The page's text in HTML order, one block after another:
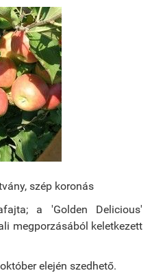
szép koronás
a 'Golden Delicious'
megporzásából keletkezett
elején szedhető.